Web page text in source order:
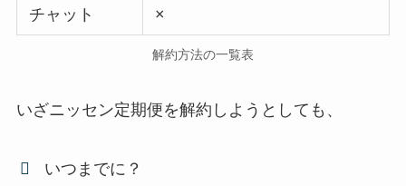
チャット ×
解約方法の一覧表
いざニッセン定期便を解約しようとしても、
いつまでに？